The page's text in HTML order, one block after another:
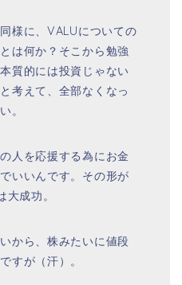
様に、VALUについての
は何か？そこから勉強
質的には投資じゃない
考えて、全部なくなっ
。
人を応援する為にお金
いいんです。その形が
成功。
から、株みたいに値段
すが（汗）。